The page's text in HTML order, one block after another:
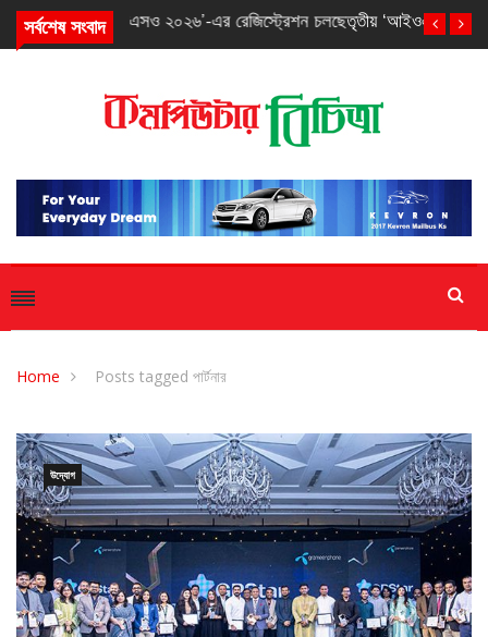
সর্বশেষ সংবাদ
তৃতীয় ‘আইওএআই ২০২৬’-এ তিনটি ব্রোঞ্জ পদক পেল বাংলাদেশ
উদ্যোগ